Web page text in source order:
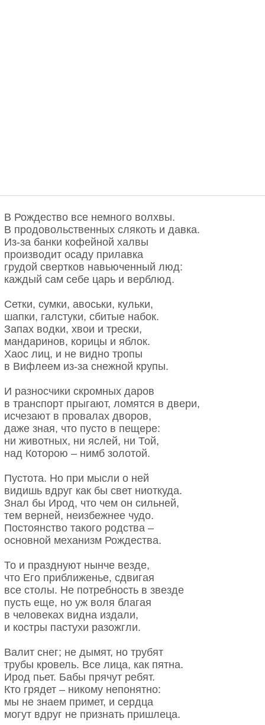
В Рождество все немного волхвы.
В продовольственных слякоть и давка.
Из-за банки кофейной халвы
производит осаду прилавка
грудой свертков навьюченный люд:
каждый сам себе царь и верблюд.
Сетки, сумки, авоськи, кульки,
шапки, галстуки, сбитые набок.
Запах водки, хвои и трески,
мандаринов, корицы и яблок.
Хаос лиц, и не видно тропы
в Вифлеем из-за снежной крупы.
И разносчики скромных даров
в транспорт прыгают, ломятся в двери,
исчезают в провалах дворов,
даже зная, что пусто в пещере:
ни животных, ни яслей, ни Той,
над Которою – нимб золотой.
Пустота. Но при мысли о ней
видишь вдруг как бы свет ниоткуда.
Знал бы Ирод, что чем он сильней,
тем верней, неизбежнее чудо.
Постоянство такого родства –
основной механизм Рождества.
То и празднуют нынче везде,
что Его приближенье, сдвигая
все столы. Не потребность в звезде
пусть еще, но уж воля благая
в человеках видна издали,
и костры пастухи разожгли.
Валит снег; не дымят, но трубят
трубы кровель. Все лица, как пятна.
Ирод пьет. Бабы прячут ребят.
Кто грядет – никому непонятно:
мы не знаем примет, и сердца
могут вдруг не признать пришлеца.